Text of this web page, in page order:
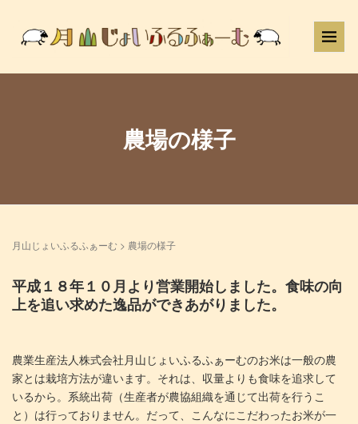
農場の様子
月山じょいふるふぁーむ > 農場の様子
平成１８年１０月より営業開始しました。食味の向
上を追い求めた逸品ができあがりました。
農業生産法人株式会社月山じょいふるふぁーむのお米は一般の農
家とは栽培方法が違います。それは、収量よりも食味を追求して
いるから。系統出荷（生産者が農協組織を通じて出荷を行うこ
と）は行っておりません。だって、こんなにこだわったお米が一